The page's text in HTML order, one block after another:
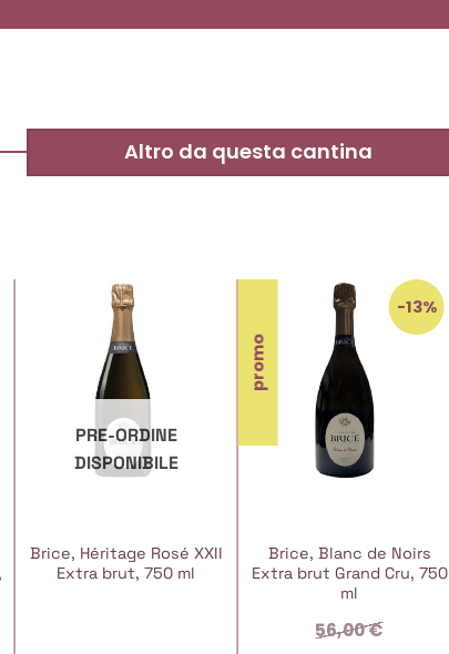
Altro da questa cantina
PRE-ORDINE
DISPONIBILE
Brice, Héritage Rosé XXII
Extra brut, 750 ml
-13%
promo
Brice, Blanc de Noirs
Extra brut Grand Cru, 750
ml
56,00€